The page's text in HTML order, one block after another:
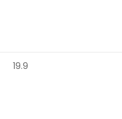
19.9